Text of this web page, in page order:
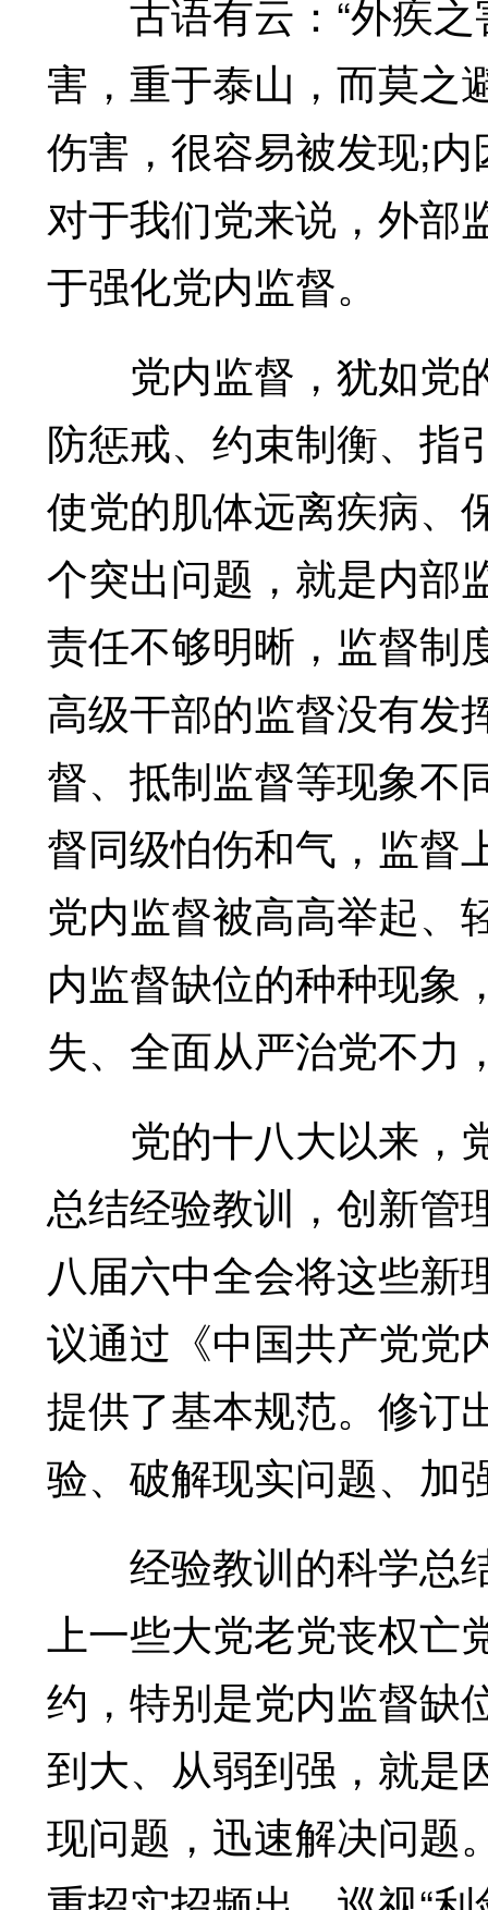
古语有云：“外疾之
害，重于泰山，而莫之
伤害，很容易被发现;
对于我们党来说，外部
于强化党内监督。
党内监督，犹如党
防惩戒、约束制衡、指
使党的肌体远离疾病、
个突出问题，就是内部
责任不够明晰，监督制
高级干部的监督没有发
督、抵制监督等现象不
督同级怕伤和气，监督
党内监督被高高举起、
内监督缺位的种种现象
失、全面从严治党不力
党的十八大以来，
总结经验教训，创新管
八届六中全会将这些新
议通过《中国共产党党
提供了基本规范。修订
验、破解现实问题、加
经验教训的科学总结
上一些大党老党丧权亡
约，特别是党内监督缺
到大、从弱到强，就是
现问题，迅速解决问题